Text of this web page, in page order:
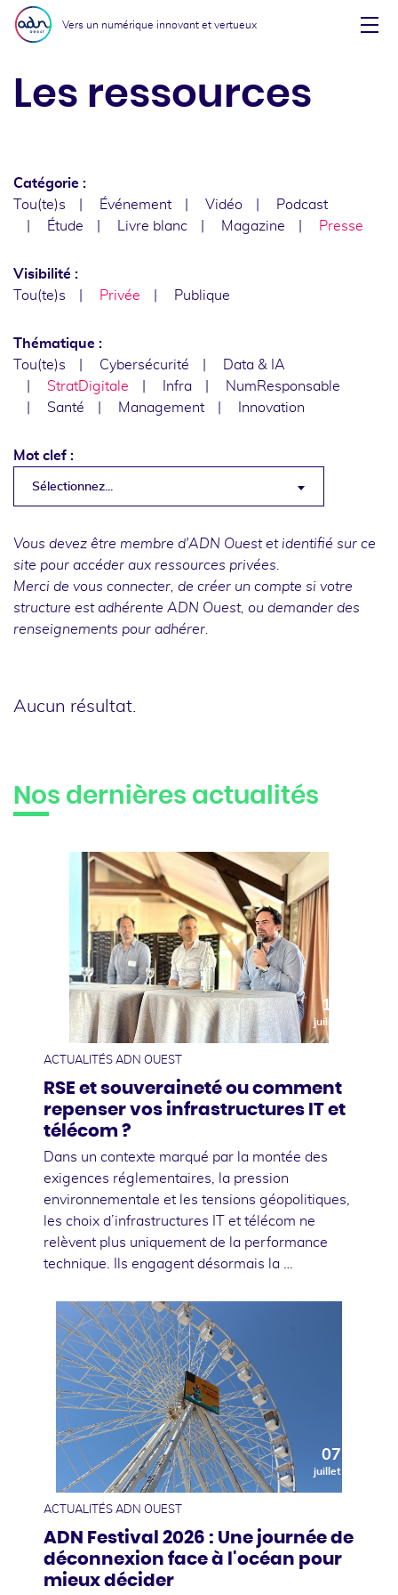
Aller au menu
Aller au contenu
Vers un numérique innovant et vertueux
Les ressources
Catégorie :
Tou(te)s
Événement Vidéo
Podcast
Étude
Livre blanc Magazine Presse
Visibilité :
Tou(te)s
Privée Publique
Thématique :
Tou(te)s
Cybersécurité
Data & IA
StratDigitale
Infra
NumResponsable
Santé
Management Innovation
Mot clef :
Sélectionnez...
Vous devez être membre d'ADN Ouest et identifié sur ce
site pour accéder aux ressources privées.
Merci de vous connecter , de créer un compte si votre
structure est adhérente ADN Ouest, ou demander des
renseignements pour adhérer.
Aucun résultat.
Nos dernières actualités
10
juillet
ACTUALITÉS ADN OUEST
RSE et souveraineté ou comment
repenser vos infrastructures IT et
télécom ?
Dans un contexte marqué par la montée des
exigences réglementaires, la pression
environnementale et les tensions géopolitiques,
les choix d’infrastructures IT et télécom ne
relèvent plus uniquement de la performance
technique. Ils engagent désormais la …
07
juillet
ACTUALITÉS ADN OUEST
ADN Festival 2026 : Une journée de
déconnexion face à l'océan pour
mieux décider